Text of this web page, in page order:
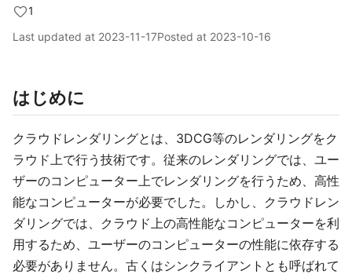
1
Last updated at 2023-11-17Posted at 2023-10-16
はじめに
クラウドレンダリングとは、3DCG等のレンダリングをク
ラウド上で行う技術です。従来のレンダリングでは、ユー
ザーのコンピューター上でレンダリングを行うため、高性
能なコンピューターが必要でした。しかし、クラウドレン
ダリングでは、クラウド上の高性能なコンピューターを利
用するため、ユーザーのコンピューターの性能に依存する
必要がありません。古くはシンクライアントとも呼ばれて